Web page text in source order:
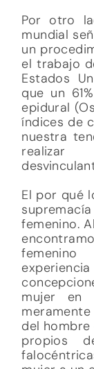
Por otro
mundial
un
el trabajo
Estados
que un
epidural
índices de
nuestra
realizar
El por qué
femenino.
mujer en
del hombre
propios